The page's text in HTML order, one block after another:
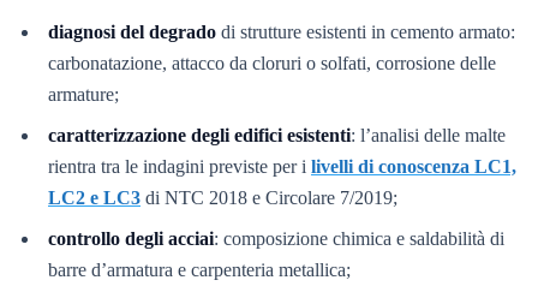
diagnosi del degrado di strutture esistenti in cemento armato:
carbonatazione, attacco da cloruri o solfati, corrosione delle
armature;
caratterizzazione degli edifici esistenti: l’analisi delle malte
rientra tra le indagini previste per i livelli di conoscenza LC1,
LC2 e LC3 di NTC 2018 e Circolare 7/2019;
controllo degli acciai: composizione chimica e saldabilità di
barre d’armatura e carpenteria metallica;